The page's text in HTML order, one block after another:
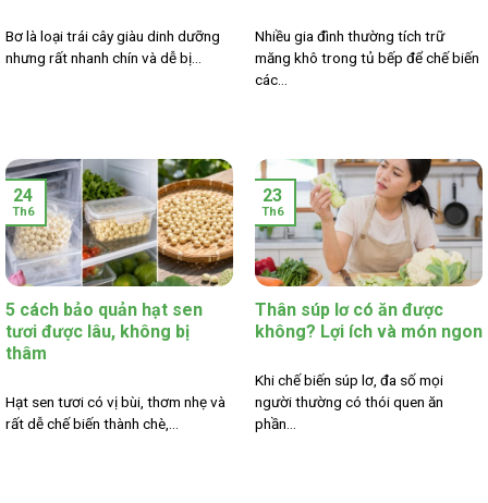
Bơ là loại trái cây giàu dinh dưỡng
nhưng rất nhanh chín và dễ bị...
Nhiều gia đình thường tích trữ
măng khô trong tủ bếp để chế biến
các...
5 cách bảo quản hạt sen
tươi được lâu, không bị
thâm
Hạt sen tươi có vị bùi, thơm nhẹ và
rất dễ chế biến thành chè,...
24
Th6
Thân súp lơ có ăn được
không? Lợi ích và món ngon
Khi chế biến súp lơ, đa số mọi
người thường có thói quen ăn
phần...
23
Th6